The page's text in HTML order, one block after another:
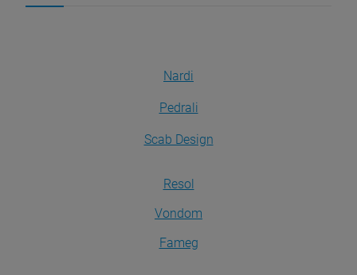
Nardi
Pedrali
Scab Design
Resol
Vondom
Fameg